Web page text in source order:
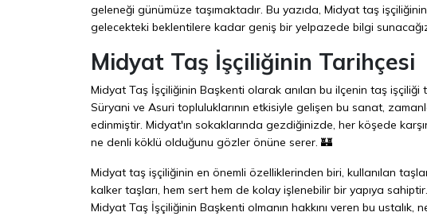
geleneği günümüze taşımaktadır. Bu yazıda, Midyat taş
gelecekteki beklentilere kadar geniş bir yelpazede bilgi
Midyat Taş İşçiliğinin Tarihçesi
Midyat Taş İşçiliğinin Başkenti olarak anılan bu ilçenin taş
Süryani ve Asuri topluluklarının etkisiyle gelişen bu sanat,
edinmiştir. Midyat'ın sokaklarında gezdiğinizde, her köşede
ne denli köklü olduğunu gözler önüne serer. 🏰
Midyat taş işçiliğinin en önemli özelliklerinden biri, kullanılan
kalker taşları, hem sert hem de kolay işlenebilir bir yapıya
Midyat Taş İşçiliğinin Başkenti olmanın hakkını veren bu